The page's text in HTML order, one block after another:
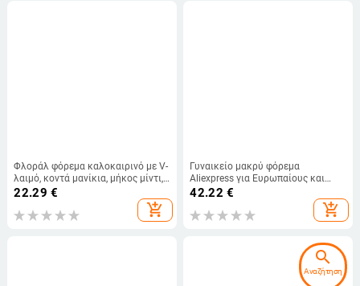
Φλοράλ φόρεμα καλοκαιρινό με V-
λαιμό, κοντά μανίκια, μήκος μίντι,
κομψό και καθημερινό
22.29 €
add_shopping_cart
Γυναικείο μακρύ φόρεμα
Aliexpress για Ευρωπαίους και
Αμερικανούς σε διασυνοριακό
Vacation 2025
42.22 €
add_shopping_cart
search
Αναζήτηση